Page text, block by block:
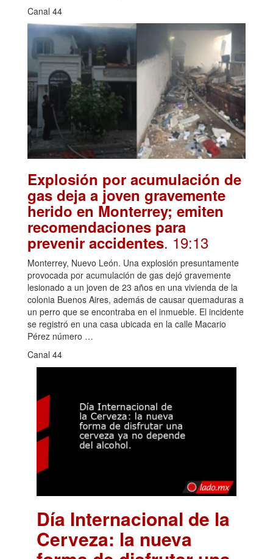
Canal 44
Explosión por acumulación de
gas deja a joven gravemente
herido en Monterrey; emiten
recomendaciones para
prevenir accidentes. 19:13
Monterrey, Nuevo León. Una explosión presuntamente
provocada por acumulación de gas dejó gravemente
lesionado a un joven de 23 años en una vivienda de la
colonia Buenos Aires, además de causar quemaduras a
un perro que se encontraba en el inmueble. El incidente
se registró en una casa ubicada en la calle Macario
Pérez número …
Canal 44
Día Internacional de la
Cerveza: la nueva